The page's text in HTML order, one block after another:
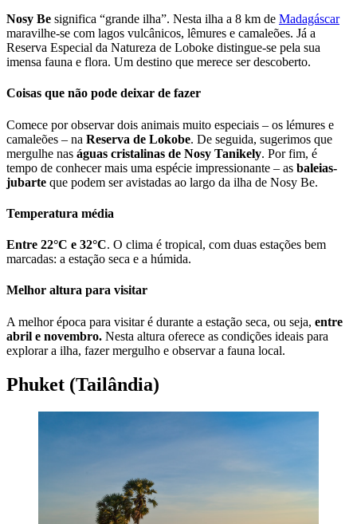
Nosy Be significa “grande ilha”. Nesta ilha a 8 km de Madagáscar
maravilhe-se com lagos vulcânicos, lêmures e camaleões. Já a
Reserva Especial da Natureza de Loboke distingue-se pela sua
imensa fauna e flora. Um destino que merece ser descoberto.
Coisas que não pode deixar de fazer
Comece por observar dois animais muito especiais – os lémures e
camaleões – na Reserva de Lokobe. De seguida, sugerimos que
mergulhe nas águas cristalinas de Nosy Tanikely. Por fim, é
tempo de conhecer mais uma espécie impressionante – as baleias-
jubarte que podem ser avistadas ao largo da ilha de Nosy Be.
Temperatura média
Entre 22°C e 32°C. O clima é tropical, com duas estações bem
marcadas: a estação seca e a húmida.
Melhor altura para visitar
A melhor época para visitar é durante a estação seca, ou seja, entre
abril e novembro. Nesta altura oferece as condições ideais para
explorar a ilha, fazer mergulho e observar a fauna local.
Phuket (Tailândia)